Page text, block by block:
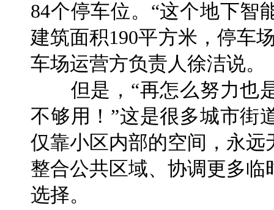
84个停车位。“这个地下智
建筑面积190平方米，停车
车场运营方负责人徐洁说。
但是，“再怎么努力也
不够用！”这是很多城市街
仅靠小区内部的空间，永
整合公共区域、协调更多
选择。